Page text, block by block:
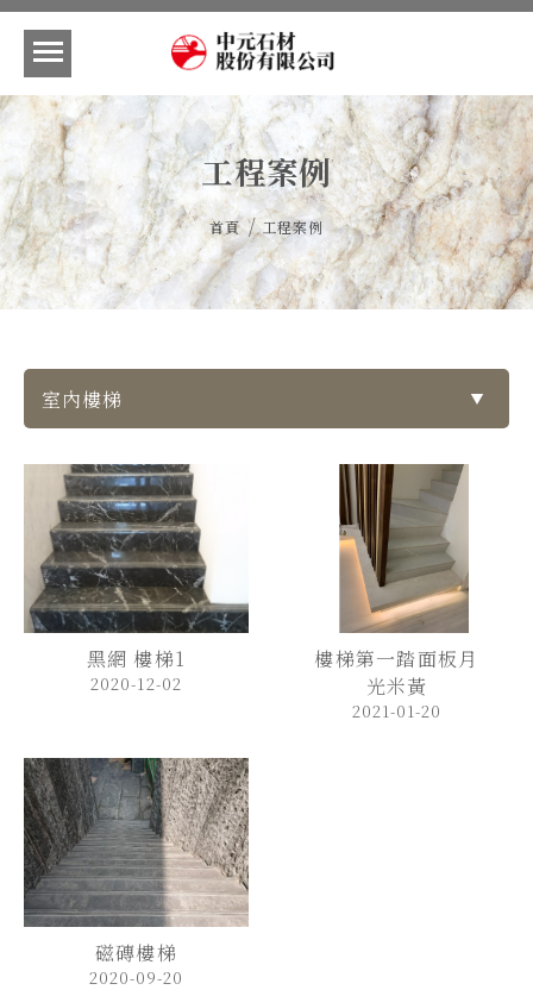
工程案例
首頁 / 工程案例
黑網 樓梯1
2020-12-02
樓梯第一踏面板月
光米黃
2021-01-20
磁磚樓梯
2020-09-20